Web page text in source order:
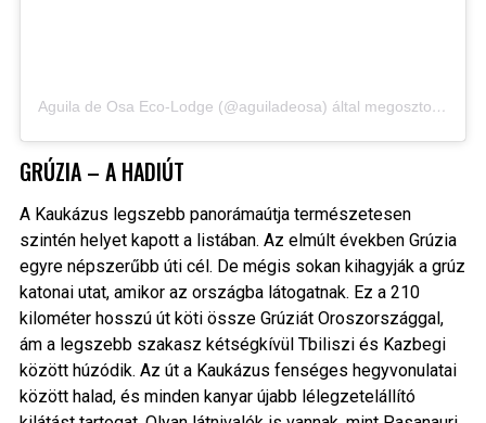
Aguila de Osa Eco-Lodge (@aguiladeosa) által megosztott bejegyzés
GRÚZIA – A HADIÚT
A Kaukázus legszebb panorámaútja természetesen
szintén helyet kapott a listában. Az elmúlt években Grúzia
egyre népszerűbb úti cél. De mégis sokan kihagyják a grúz
katonai utat, amikor az országba látogatnak. Ez a 210
kilométer hosszú út köti össze Grúziát Oroszországgal,
ám a legszebb szakasz kétségkívül Tbiliszi és Kazbegi
között húzódik. Az út a Kaukázus fenséges hegyvonulatai
között halad, és minden kanyar újabb lélegzetelállító